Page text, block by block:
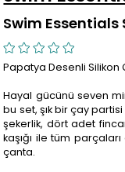
Swim Essentials
Papatya Desenli Silikon
Hayal gücünü seven
bu set, şık bir çay
şekerlik, dört adet
kaşığı ile tüm
çanta.